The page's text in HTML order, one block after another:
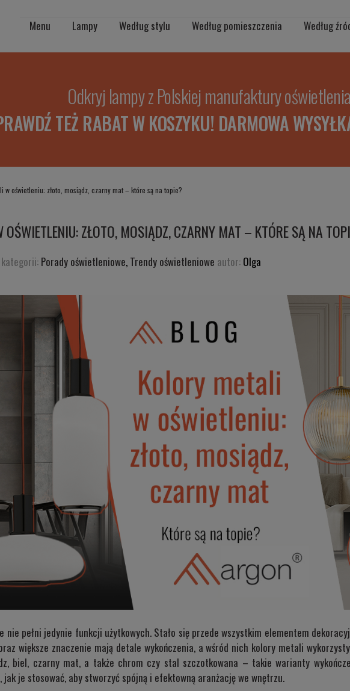
Menu Lampy Według stylu Według pomieszczenia Według
Odkryj lampy z Polskiej manufaktury oświetlenia
TEŻ RABAT W KOSZYKU! DARMOWA
w oświetleniu: złoto, mosiądz, czarny mat – które są na topie?
OŚWIETLENIU: ZŁOTO, MOSIĄDZ, CZARNY MAT – KTÓRE SĄ NA
Porady oświetleniowe, Trendy oświetleniowe autor: Olga
nie pełni jedynie funkcji użytkowych. Stało się przede wszystkim elementem
większe znaczenie mają detale wykończenia, a wśród nich kolory metali
biel, czarny mat, a także chrom czy stal szczotkowana – takie warianty
je stosować, aby stworzyć spójną i efektowną aranżację we wnętrzu.